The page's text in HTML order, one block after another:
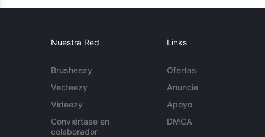
Nuestra Red
Brusheezy
Vecteezy
Videezy
Conviértase en
colaborador
Links
Ofertas
Anuncie
Apoyo
DMCA